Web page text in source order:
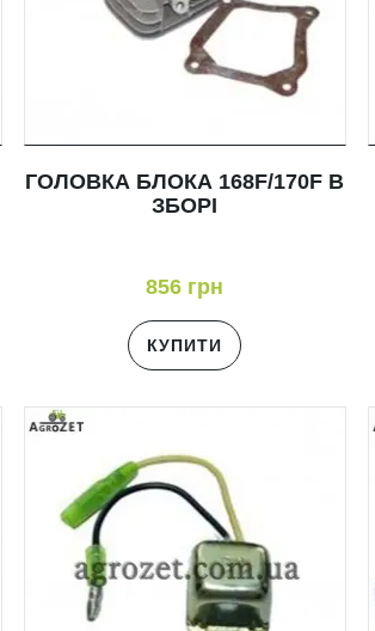
ГОЛОВКА БЛОКА 168F/170F В
ЗБОРІ
856 грн
КУПИТИ